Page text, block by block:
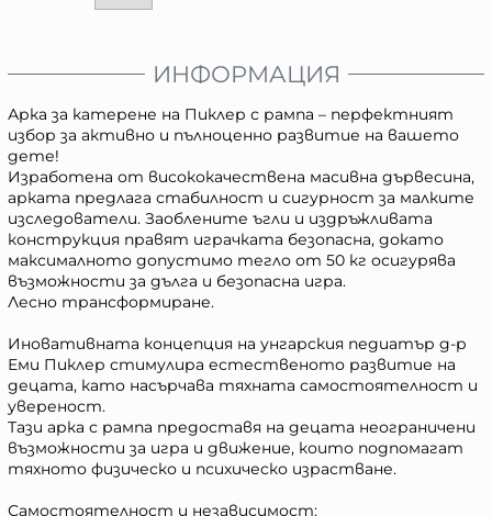
ИНФОРМАЦИЯ
Арка за катерене на Пиклер с рампа – перфектният
избор за активно и пълноценно развитие на вашето
дете!
Изработена от висококачествена масивна дървесина,
арката предлага стабилност и сигурност за малките
изследователи. Заоблените ъгли и издръжливата
конструкция правят играчката безопасна, докато
максималното допустимо тегло от 50 кг осигурява
възможности за дълга и безопасна игра.
Лесно трансформиране.
Иновативната концепция на унгарския педиатър д-р
Еми Пиклер стимулира естественото развитие на
децата, като насърчава тяхната самостоятелност и
увереност.
Тази арка с рампа предоставя на децата неограничени
възможности за игра и движение, които подпомагат
тяхното физическо и психическо израстване.
Самостоятелност и независимост: